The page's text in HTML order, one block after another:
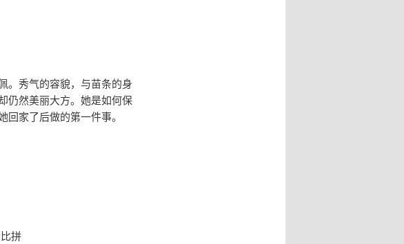
。秀气的容貌，与苗条的身
仍然美丽大方。她是如何保
家了后做的第一件事。
拼